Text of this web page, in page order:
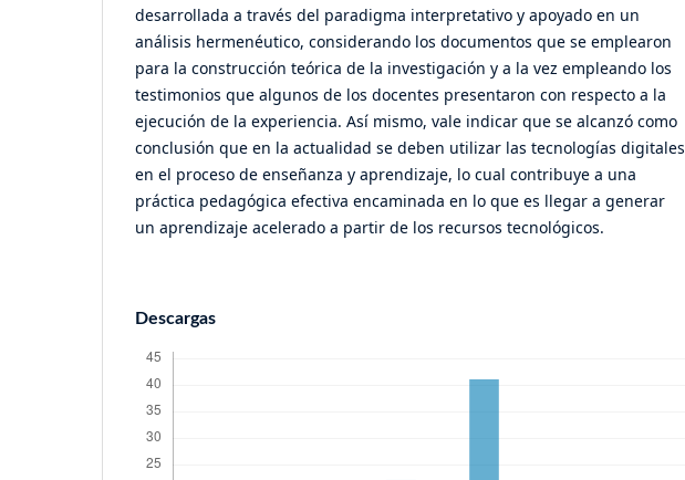
desarrollada a través del paradigma interpretativo y apoyado en un
análisis hermenéutico, considerando los documentos que se emplearon
para la construcción teórica de la investigación y a la vez empleando los
testimonios que algunos de los docentes presentaron con respecto a la
ejecución de la experiencia. Así mismo, vale indicar que se alcanzó como
conclusión que en la actualidad se deben utilizar las tecnologías digitales
en el proceso de enseñanza y aprendizaje, lo cual contribuye a una
práctica pedagógica efectiva encaminada en lo que es llegar a generar
un aprendizaje acelerado a partir de los recursos tecnológicos.
Descargas